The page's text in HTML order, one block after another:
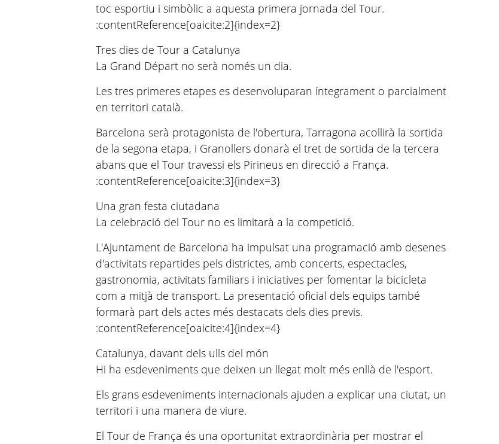
toc esportiu i simbòlic a aquesta primera jornada del Tour.
:contentReference[oaicite:2]{index=2}
Tres dies de Tour a Catalunya
La Grand Départ no serà només un dia.
Les tres primeres etapes es desenvoluparan íntegrament o parcialment
en territori català.
Barcelona serà protagonista de l'obertura, Tarragona acollirà la sortida
de la segona etapa, i Granollers donarà el tret de sortida de la tercera
abans que el Tour travessi els Pirineus en direcció a França.
:contentReference[oaicite:3]{index=3}
Una gran festa ciutadana
La celebració del Tour no es limitarà a la competició.
L'Ajuntament de Barcelona ha impulsat una programació amb desenes
d'activitats repartides pels districtes, amb concerts, espectacles,
gastronomia, activitats familiars i iniciatives per fomentar la bicicleta
com a mitjà de transport. La presentació oficial dels equips també
formarà part dels actes més destacats dels dies previs.
:contentReference[oaicite:4]{index=4}
Catalunya, davant dels ulls del món
Hi ha esdeveniments que deixen un llegat molt més enllà de l'esport.
Els grans esdeveniments internacionals ajuden a explicar una ciutat, un
territori i una manera de viure.
El Tour de França és una oportunitat extraordinària per mostrar el